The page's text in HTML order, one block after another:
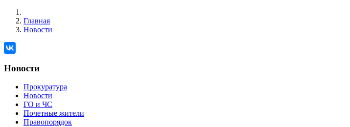
Главная
Новости
Новости
Прокуратура
Новости
ГО и ЧС
Почетные жители
Правопорядок